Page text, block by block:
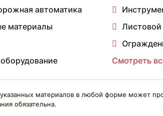
автоматика
материалы
Листовой
Смотреть
материалов в любой форме может
обязательна.